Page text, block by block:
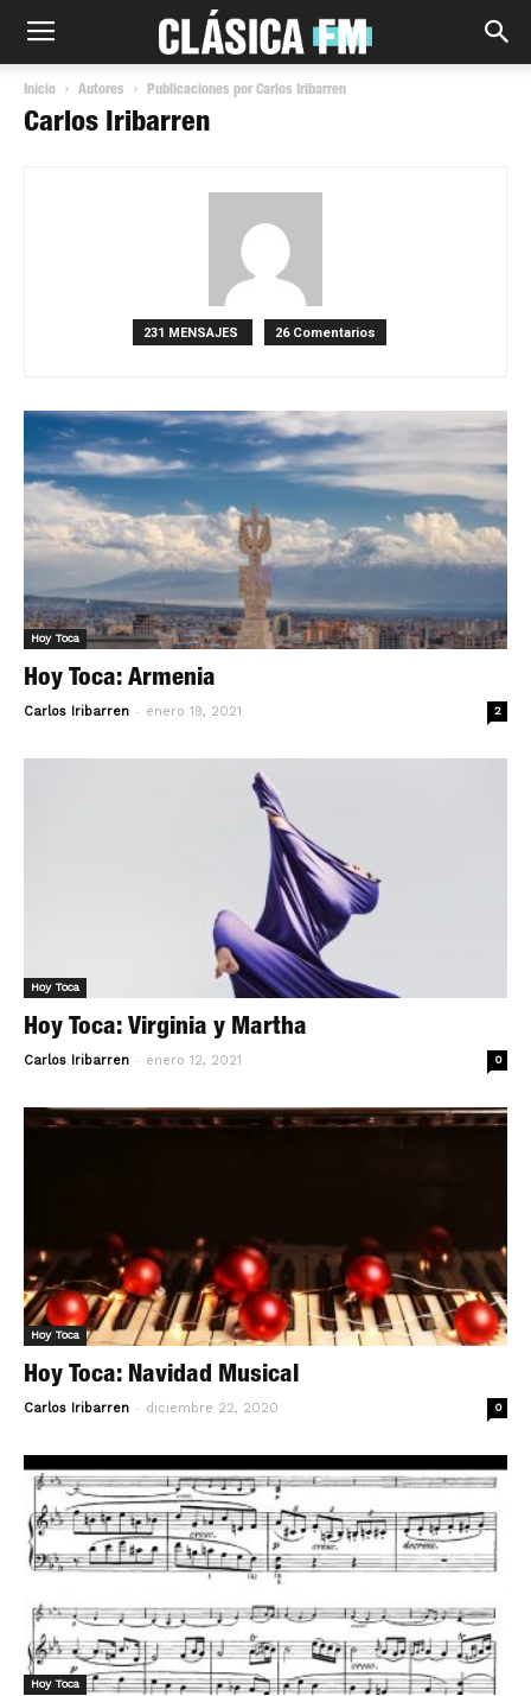
Inicio Autores Publicaciones por Carlos Iribarren
Carlos Iribarren
231 MENSAJES 26 Comentarios
Hoy Toca
Hoy Toca: Armenia
Carlos Iribarren - enero 19, 2021 2
Hoy Toca
Hoy Toca: Virginia y Martha
Carlos Iribarren - enero 12, 2021 0
Hoy Toca
Hoy Toca: Navidad Musical
Carlos Iribarren - diciembre 22, 2020 0
Hoy Toca